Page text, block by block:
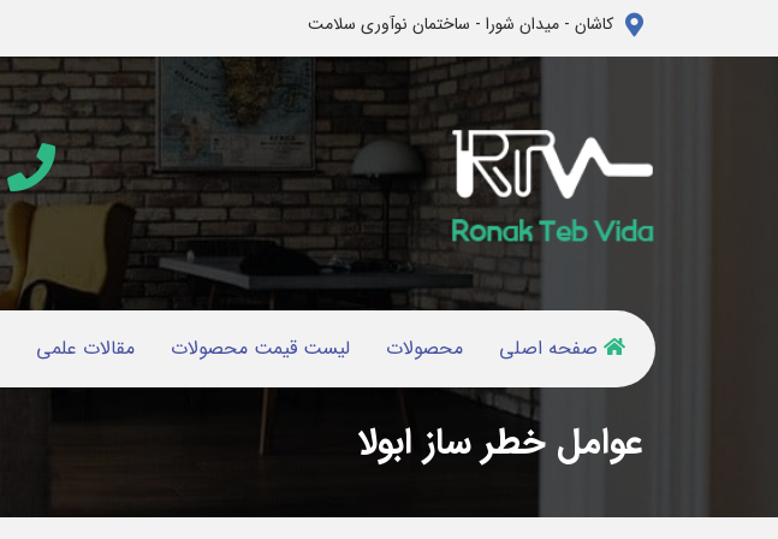
کاشان - میدان شورا - ساختمان نوآوری سلامت
صفحه اصلی محصولات لیست قیمت محصولات مقالات علمی
عوامل خطر ساز ابولا